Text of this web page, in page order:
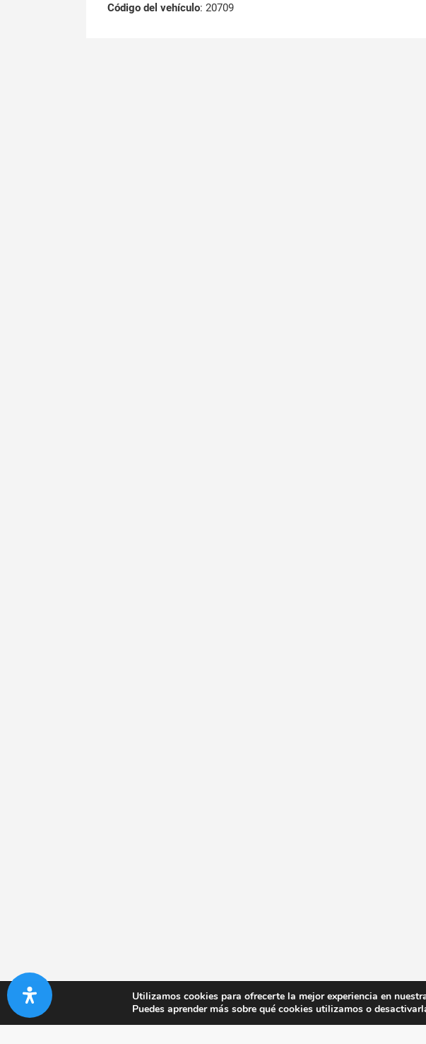
Código del vehículo: 20709
Utilizamos cookies para ofrecerte la mejor experiencia en
Puedes aprender más sobre qué cookies utilizamos o